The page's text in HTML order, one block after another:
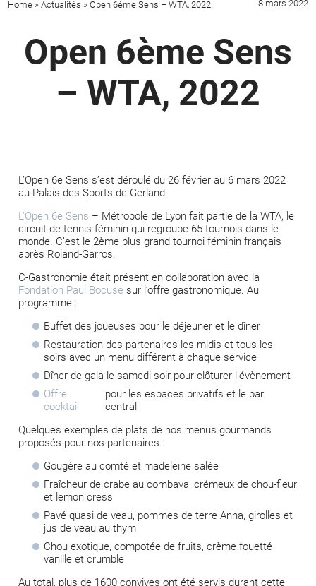
Home »Actualités »Open 6ème Sens – WTA, 2022 8 mars 2022
Open 6ème Sens
– WTA, 2022
L’Open 6e Sens s’est déroulé du 26 février au 6 mars 2022
au Palais des Sports de Gerland.
L’Open 6e Sens – Métropole de Lyon fait partie de la WTA, le
circuit de tennis féminin qui regroupe 65 tournois dans le
monde. C’est le 2ème plus grand tournoi féminin français
après Roland-Garros.
C-Gastronomie était présent en collaboration avec la
Fondation Paul Bocuse sur l’offre gastronomique. Au
programme :
Buffet des joueuses pour le déjeuner et le dîner
Restauration des partenaires les midis et tous les
soirs avec un menu différent à chaque service
Dîner de gala le samedi soir pour clôturer l’évènement
Offre
cocktail
pour les espaces privatifs et le bar
central
Quelques exemples de plats de nos menus gourmands
proposés pour nos partenaires :
Gougère au comté et madeleine salée
Fraîcheur de crabe au combava, crémeux de chou-fleur
et lemon cress
Pavé quasi de veau, pommes de terre Anna, girolles et
jus de veau au thym
Chou exotique, compotée de fruits, crème fouetté
vanille et crumble
Au total, plus de 1600 convives ont été servis durant cette